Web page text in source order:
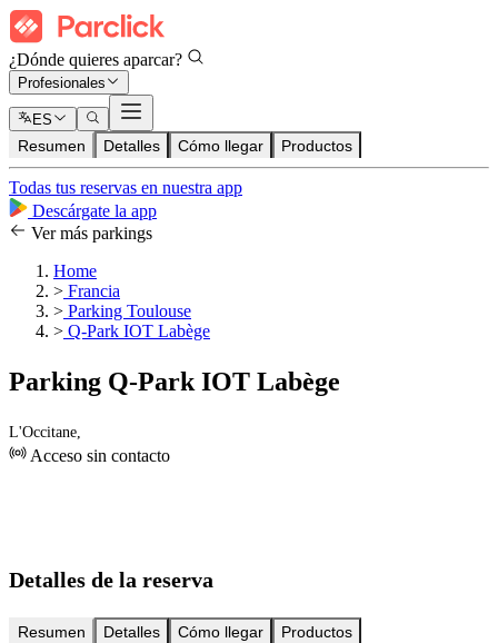
¿Dónde quieres aparcar?
Profesionales
ES
Resumen Detalles Cómo llegar Productos
Todas tus reservas en nuestra app
Descárgate la app
Ver más parkings
Home
> Francia
> Parking Toulouse
> Q-Park IOT Labège
Parking Q-Park IOT Labège
L'Occitane,
Acceso sin contacto
Detalles de la reserva
Resumen Detalles Cómo llegar Productos